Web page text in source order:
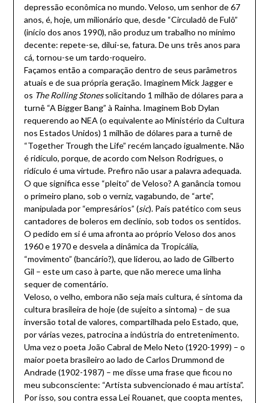
depressão econômica no mundo. Veloso, um senhor de 67
anos, é, hoje, um milionário que, desde “Circuladô de Fulô”
(início dos anos 1990), não produz um trabalho no mínimo
decente: repete-se, dilui-se, fatura. De uns três anos para
cá, tornou-se um tardo-roqueiro.
Façamos então a comparação dentro de seus parâmetros
atuais e de sua própria geração. Imaginem Mick Jagger e
os The Rolling Stonessolicitando 1 milhão de dólares para a
turnê “A Bigger Bang” à Rainha. Imaginem Bob Dylan
requerendo ao NEA (o equivalente ao Ministério da Cultura
nos Estados Unidos) 1 milhão de dólares para a turnê de
“Together Trough the Life” recém lançado igualmente. Não
é ridículo, porque, de acordo com Nelson Rodrigues, o
ridículo é uma virtude. Prefiro não usar a palavra adequada.
O que significa esse “pleito” de Veloso? A ganância tomou
o primeiro plano, sob o verniz, vagabundo, de “arte”,
manipulada por “empresários” (sic). País patético com seus
cantadores de boleros em declínio, sob todos os sentidos.
O pedido em si é uma afronta ao próprio Veloso dos anos
1960 e 1970 e desvela a dinâmica da Tropicália,
“movimento” (bancário?), que liderou, ao lado de Gilberto
Gil – este um caso à parte, que não merece uma linha
sequer de comentário.
Veloso, o velho, embora não seja mais cultura, é sintoma da
cultura brasileira de hoje (de sujeito a sintoma) – de sua
inversão total de valores, compartilhada pelo Estado, que,
por várias vezes, patrocina a indústria do entretenimento.
Uma vez o poeta João Cabral de Melo Neto (1920-1999) – o
maior poeta brasileiro ao lado de Carlos Drummond de
Andrade (1902-1987) – me disse uma frase que ficou no
meu subconsciente: “Artista subvencionado é mau artista”.
Por isso, sou contra essa Lei Rouanet, que coopta mentes,